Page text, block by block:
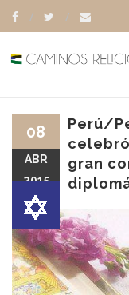
Perú/
gran
08
ABR
2015